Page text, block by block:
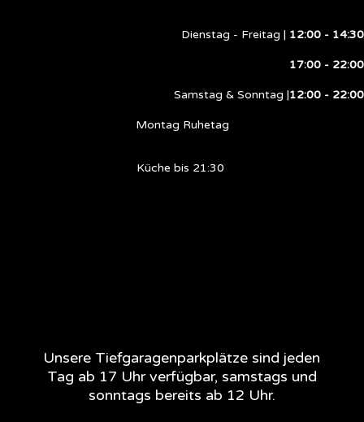
Dienstag - Freitag | 12:00 - 14:30
17:00 - 22:00
Samstag & Sonntag |12:00 - 22:00
Montag Ruhetag
Küche bis 21:30
Unsere Tiefgaragenparkplätze sind jeden
Tag ab 17 Uhr verfügbar, samstags und
sonntags bereits ab 12 Uhr.